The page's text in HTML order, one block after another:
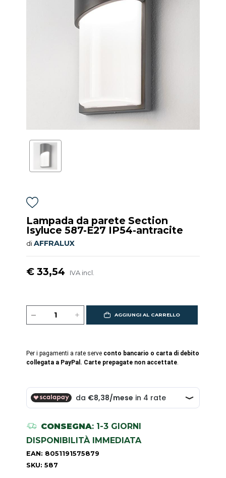
Lampada da parete Section
Isyluce 587-E27 IP54-antracite
diAFFRALUX
€ 33,54 IVA incl.
AGGIUNGI AL CARRELLO
Per i pagamenti a rate serve conto bancario o carta di debito
collegata a PayPal. Carte prepagate non accettate
CONSEGNA: 1-3 GIORNI
DISPONIBILITÀ IMMEDIATA
EAN: 8051191575879
SKU: 587